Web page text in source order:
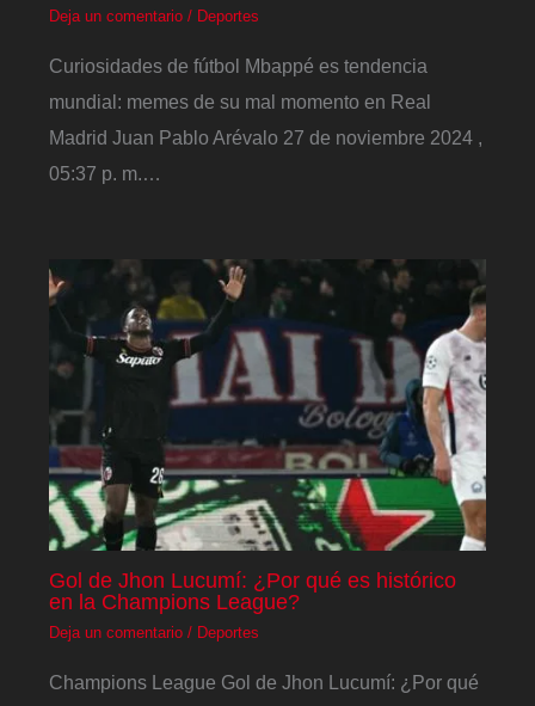
Deja un comentario / Deportes
Curiosidades de fútbol Mbappé es tendencia
mundial: memes de su mal momento en Real
Madrid Juan Pablo Arévalo 27 de noviembre 2024 ,
05:37 p. m.…
Gol de Jhon Lucumí: ¿Por qué es histórico
en la Champions League?
Deja un comentario / Deportes
Champions League Gol de Jhon Lucumí: ¿Por qué